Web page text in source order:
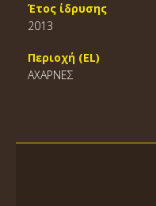
Έτος ίδρυσης
2013
Περιοχή (EL)
ΑΧΑΡΝΕΣ